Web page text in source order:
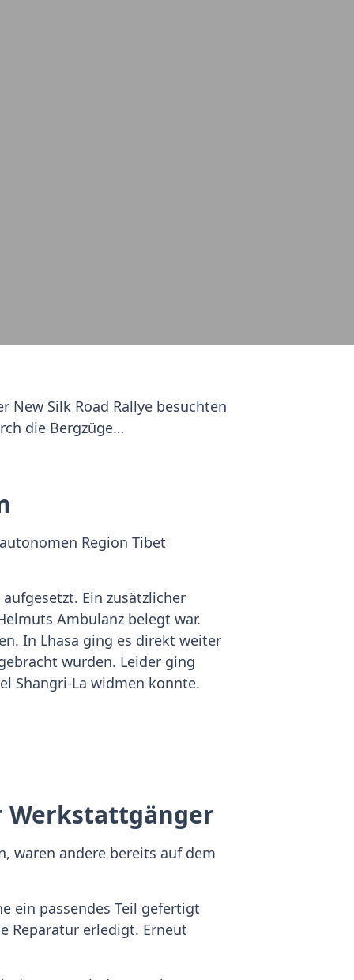
New Silk Road Rallye besuchten
die Bergzüge…
Region Tibet
Ein zusätzlicher
Ambulanz belegt war.
In Lhasa ging es direkt weiter
wurden. Leider ging
Shangri-La widmen konnte.
Werkstattgänger
waren andere bereits auf dem
ein passendes Teil gefertigt
Reparatur erledigt. Erneut